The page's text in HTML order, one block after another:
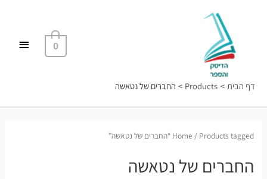
ראשי
0
דף הבית Products החברים של נטאשה
Home / Products tagged “החברים של נטאשה”
החברים של נטאשה